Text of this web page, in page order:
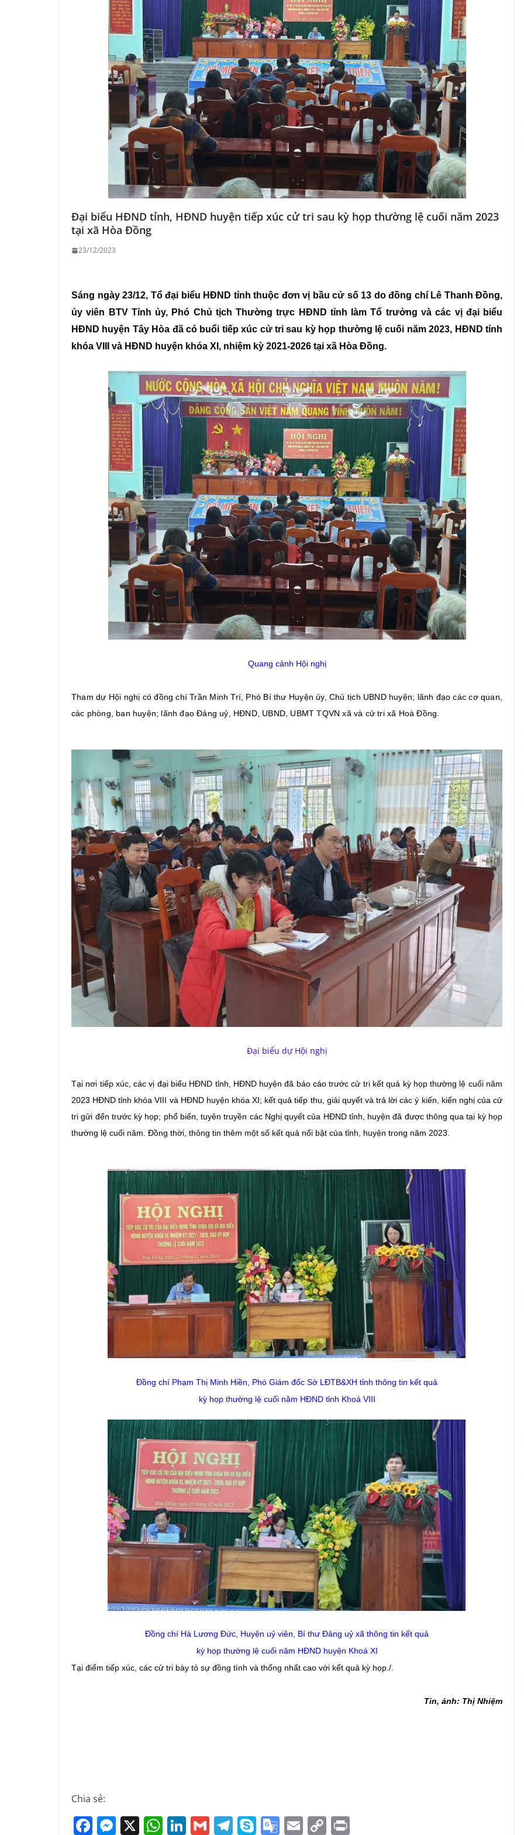
Đại biểu HĐND tỉnh, HĐND huyện tiếp xúc cử tri sau kỳ họp thường lệ cuối năm 2023
tại xã Hòa Đồng
23/12/2023
Sáng ngày 23/12, Tổ đại biểu HĐND tỉnh thuộc đơn vị bầu cử số 13 do đồng chí Lê Thanh Đồng,
ủy viên BTV Tỉnh ủy, Phó Chủ tịch Thường trực HĐND tỉnh làm Tổ trưởng và các vị đại biểu
HĐND huyện Tây Hòa đã có buổi tiếp xúc cử tri sau kỳ họp thường lệ cuối năm 2023, HĐND tỉnh
khóa VIII và HĐND huyện khóa XI, nhiệm kỳ 2021-2026 tại xã Hòa Đồng.
Quang cảnh Hội nghị
Tham dự Hội nghị có đồng chí Trần Minh Trí, Phó Bí thư Huyện ủy, Chủ tịch UBND huyện; lãnh đạo các cơ quan,
các phòng, ban huyện; lãnh đạo Đảng uỷ, HĐND, UBND, UBMT TQVN xã và cử tri xã Hoà Đồng.
Đại biểu dự Hội nghị
Tại nơi tiếp xúc, các vị đại biểu HĐND tỉnh, HĐND huyện đã báo cáo trước cử tri kết quả kỳ họp thường lệ cuối năm
2023 HĐND tỉnh khóa VIII và HĐND huyện khóa XI; kết quả tiếp thu, giải quyết và trả lời các ý kiến, kiến nghị của cử
tri gửi đến trước kỳ họp; phổ biến, tuyên truyền các Nghị quyết của HĐND tỉnh, huyện đã được thông qua tại kỳ họp
thường lệ cuối năm. Đồng thời, thông tin thêm một số kết quả nổi bật của tỉnh, huyện trong năm 2023.
Đồng chí Phạm Thị Minh Hiền Phó Giám đốc Sở LĐTB&XH tỉnh thông tin kết quả
kỳ họp thường lệ cuối năm HĐND tỉnh Khoá VIII
Đồng chí Hà Lương Đức, Huyện uỷ viên, Bí thư Đảng uỷ xã thông tin kết quả
kỳ họp thường lệ cuối năm HĐND huyện Khoá XI
Tại điểm tiếp xúc, các cử tri bày tỏ sự đồng tình và thống nhất cao với kết quả kỳ họp. /.
Tin, ảnh: Thị Nhiệm
Chia sẻ:
F M X W Li G T S G E C